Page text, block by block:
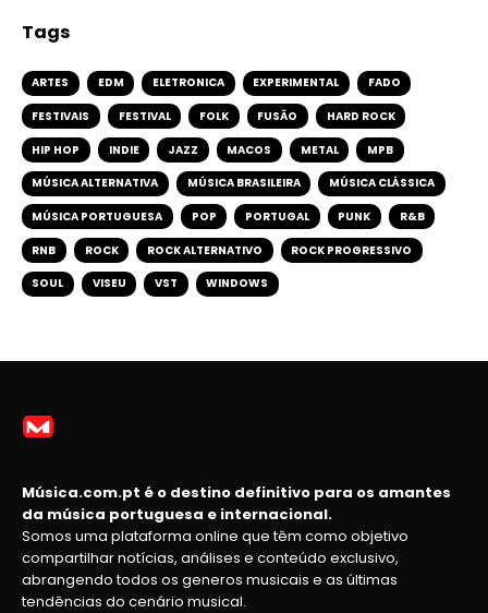
Tags
ARTES EDM ELETRONICA EXPERIMENTAL FADO
FESTIVAIS FESTIVAL FOLK FUSÃO HARD ROCK
HIP HOP INDIE JAZZ MACOS METAL MPB
MÚSICA ALTERNATIVA MÚSICA BRASILEIRA MÚSICA CLÁSSICA
MÚSICA PORTUGUESA POP PORTUGAL PUNK R&B
RNB ROCK ROCK ALTERNATIVO ROCK PROGRESSIVO
SOUL VISEU VST WINDOWS
Música.com.pt é o destino definitivo para os amantes
da música portuguesa e internacional.
Somos uma plataforma online que têm como objetivo
compartilhar notícias, análises e conteúdo exclusivo,
abrangendo todos os generos musicais e as últimas
tendências do cenário musical.